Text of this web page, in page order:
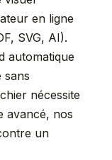
en ligne
SVG, AI).
automatique
sans
nécessite
avancé, nos
un